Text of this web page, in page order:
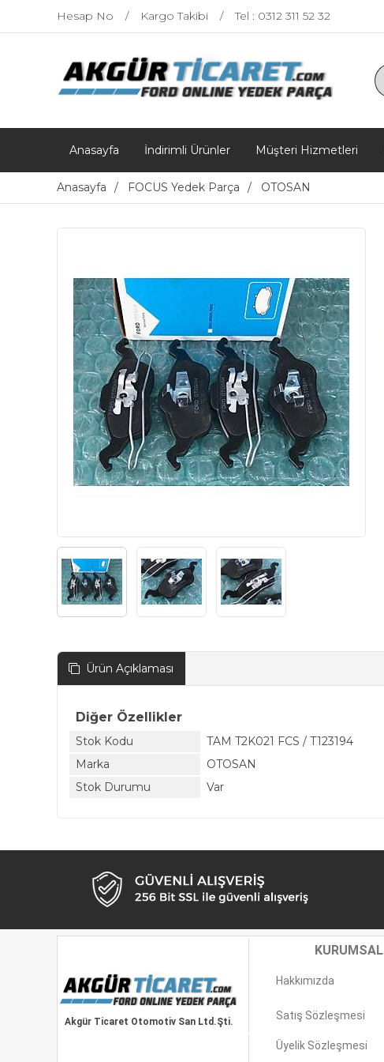
Hesap No Kargo Takibi Tel : 0312 311 52 32
Anasayfa İndirimli Ürünler Müşteri Hizmetleri
Anasayfa FOCUS Yedek Parça OTOSAN
Ürün Açıklaması
Diğer Özellikler
Stok Kodu
TAM T2K021 FCS / T123194
Marka
OTOSAN
Stok Durumu
Var
Akgür Ticaret Otomotiv San Ltd.Şti.
KURUMSAL
Hakkımızda
Satış Sözleşmesi
Üyelik Sözleşmesi